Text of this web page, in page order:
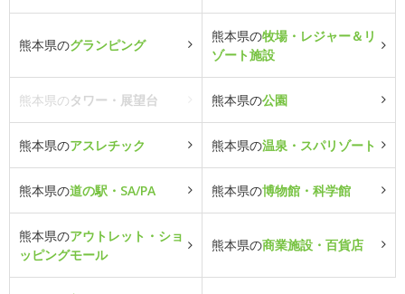
熊本県のグランピング
熊本県の牧場・レジャー＆リ
ゾート施設
熊本県のタワー・展望台 熊本県の公園
熊本県のアスレチック 熊本県の温泉・スパリゾート
熊本県の道の駅・SA/PA 熊本県の博物館・科学館
熊本県のアウトレット・ショ
ッピングモール
熊本県の商業施設・百貨店